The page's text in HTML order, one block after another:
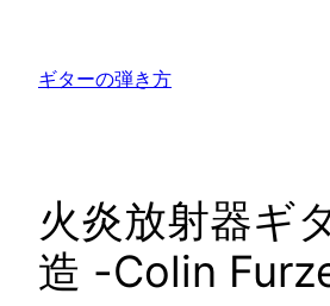
ギターの弾き方
火炎放射器ギ
造 -Colin